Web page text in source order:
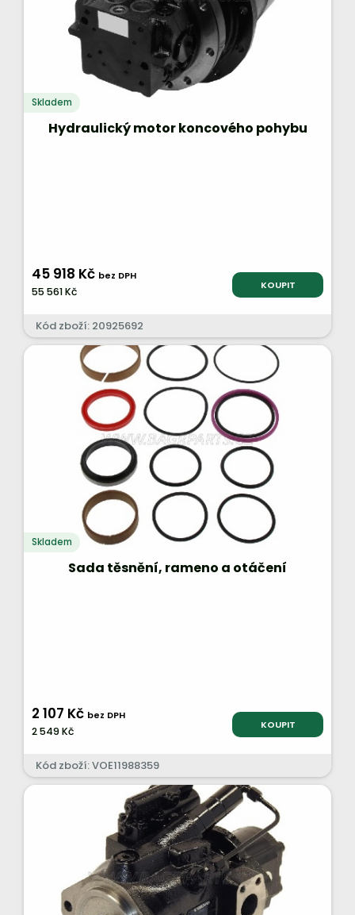
Skladem
Hydraulický motor koncového pohybu
45 918 Kč bez DPH
55 561 Kč KOUPIT
Kód zboží: 20925692
Skladem
Sada těsnění, rameno a otáčení
2 107 Kč bez DPH
2 549 Kč KOUPIT
Kód zboží: VOE11988359